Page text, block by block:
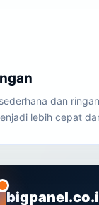
dan
lebih cepat